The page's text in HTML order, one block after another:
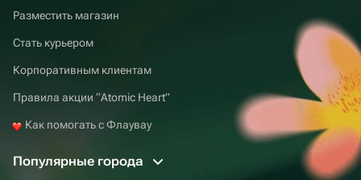
Разместить магазин
Стать курьером
Корпоративным клиентам
Правила акции “Atomic Heart”
Как помогать с Флаувау
Популярные города